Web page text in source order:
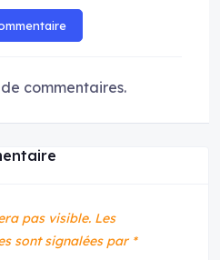
commentaires.
pas visible. Les
sont signalées par *